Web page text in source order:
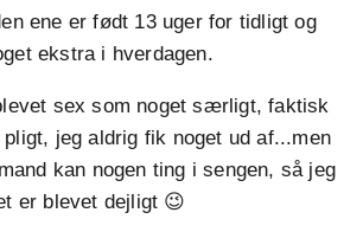
ene er født 13 uger for tidligt og
ekstra i hverdagen.
sex som noget særligt, faktisk
jeg aldrig fik noget ud af...men
kan nogen ting i sengen, så jeg
er blevet dejligt 😉